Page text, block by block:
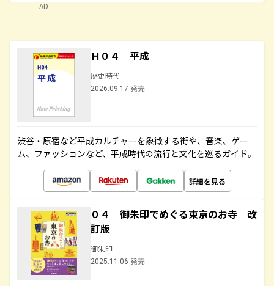
AD
Ｈ０４ 平成
歴史時代
2026.09.17 発売
渋谷・原宿など平成カルチャーを象徴する街や、音楽、ゲー
ム、ファッションなど、平成時代の流行と文化を巡るガイド。
詳細を見る
０４ 御朱印でめぐる東京のお寺 改
訂版
御朱印
2025.11.06 発売